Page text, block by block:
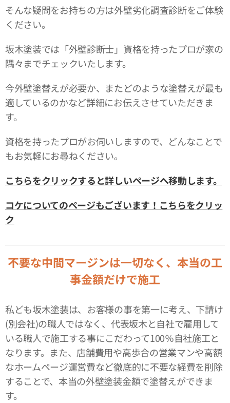
そんな疑問をお持ちの方は外壁劣化調査診断をご体験
ください。
坂木塗装では「外壁診断士」資格を持ったプロが家の
隅々までチェックいたします。
今外壁塗替えが必要か、またどのような塗替えが最も
適しているのかなど詳細にお伝えさせていただきま
す。
資格を持ったプロがお伺いしますので、どんなことで
もお気軽にお尋ねください。
こちらをクリックすると詳しいページへ移動します。
コケについてのページもございます！こちらをクリッ
ク
不要な中間マージンは一切なく、本当の工
事金額だけで施工
私ども坂木塗装は、お客様の事を第一に考え、下請け
(別会社)の職人ではなく、代表坂木と自社で雇用して
いる職人で施工する事にこだわって100％自社施工と
なります。また、店舗費用や高歩合の営業マンや高額
なホームページ運営費など徹底的に不要な経費を削除
することで、本当の外壁塗装金額で塗替えができま
す。